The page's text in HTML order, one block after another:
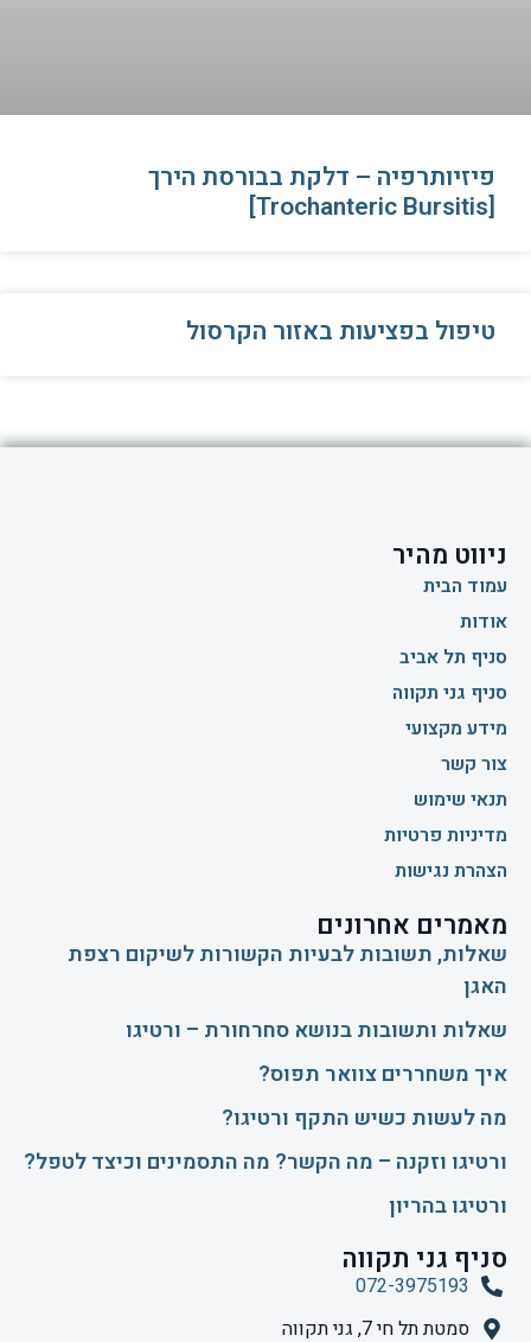
פיזיותרפיה – דלקת בבורסת הירך
[Trochanteric Bursitis]
טיפול בפציעות באזור הקרסול
ניווט מהיר
עמוד הבית
אודות
סניף תל אביב
סניף גני תקווה
מידע מקצועי
צור קשר
תנאי שימוש
מדיניות פרטיות
הצהרת נגישות
מאמרים אחרונים
שאלות, תשובות לבעיות הקשורות לשיקום רצפת
האגן
שאלות ותשובות בנושא סחרחורת – ורטיגו
איך משחררים צוואר תפוס?
​מה לעשות כשיש התקף ורטיגו?
ורטיגו וזקנה – מה הקשר? מה התסמינים וכיצד לטפל?
ורטיגו בהריון
סניף גני תקווה
072-3975193
סמטת תל חי 7, גני תקווה